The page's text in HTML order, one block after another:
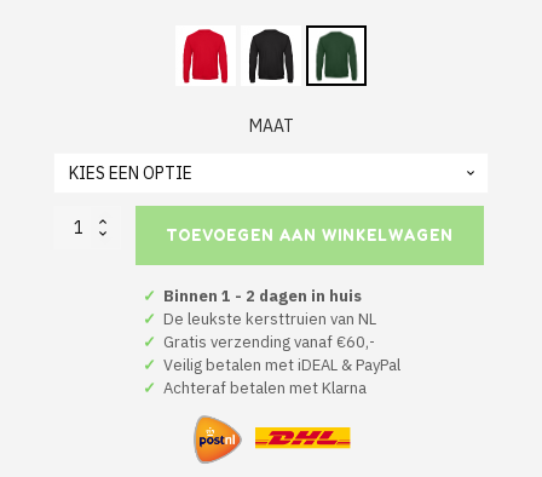
MAAT
Kerst
TOEVOEGEN AAN WINKELWAGEN
✓ Binnen 1 - 2 dagen in huis
✓ De leukste kersttruien van NL
✓ Gratis verzending vanaf €60,-
✓ Veilig betalen met iDEAL & PayPal
✓ Achteraf betalen met Klarna